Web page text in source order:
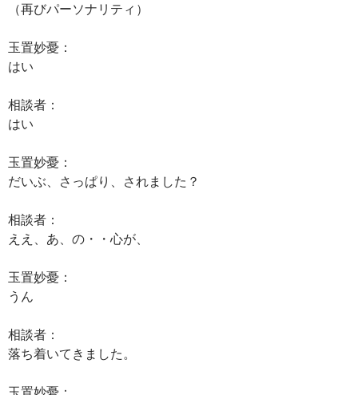
（再びパーソナリティ）
玉置妙憂：
はい
相談者：
はい
玉置妙憂：
だいぶ、さっぱり、されました？
相談者：
ええ、あ、の・・心が、
玉置妙憂：
うん
相談者：
落ち着いてきました。
玉置妙憂：